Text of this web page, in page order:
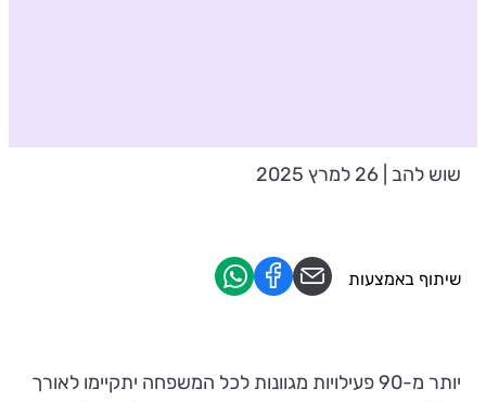
שוש להב | 26 למרץ 2025
יותר מ-90 פעילויות מגוונות לכל המשפחה יתקיימו לאורך
שיתוף באמצעות